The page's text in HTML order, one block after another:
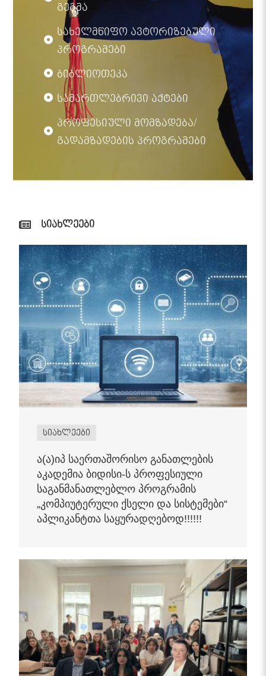
გეგმა
სახელმწიფო ავტორიზებული
პროგრამები
ბიბლიოთეკა
სამართლებრივი აქტები
პროფესიული მომზადება/
გადამზადების პროგრამები
სიახლეები
სიახლეები
ა(ა)იპ საერთაშორისო განათლების
აკადემია ბიდისი-ს პროფესიული
საგანმანათლებლო პროგრამის
„კომპიუტერული ქსელი და სისტემები“
აპლიკანტთა საყურადღებოდ!!!!!!